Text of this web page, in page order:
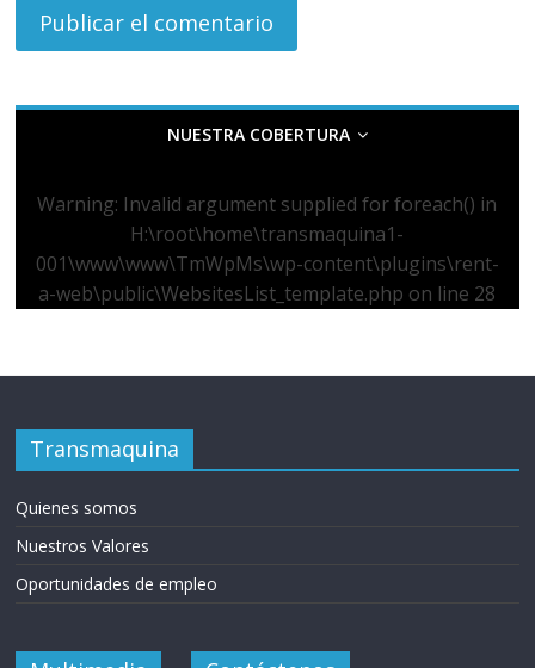
NUESTRA COBERTURA
Warning: Invalid argument supplied for foreach() in
H:\root\home\transmaquina1-
001\www\www\TmWpMs\wp-content\plugins\rent-
a-web\public\WebsitesList_template.php on line 28
Transmaquina
Quienes somos
Nuestros Valores
Oportunidades de empleo